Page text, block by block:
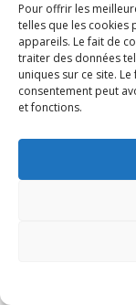
Pour offrir les
telles que les cookies
appareils. Le fait de
traiter des données
uniques sur ce site.
consentement peut
et fonctions.